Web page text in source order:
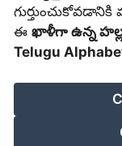
ఈ ఖాళీగా ఉన్న
Telugu